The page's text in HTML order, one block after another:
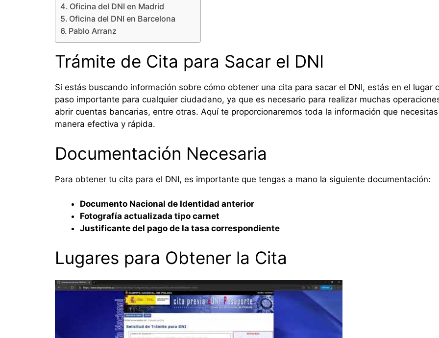
Oficina del DNI en Madrid
Oficina del DNI en Barcelona
Pablo Arranz
Trámite de Cita para Sacar el DNI
Si estás buscando información sobre cómo obtener una cita para sacar el DNI, estás en el
paso importante para cualquier ciudadano, ya que es necesario para realizar muchas
abrir cuentas bancarias, entre otras. Aquí te proporcionaremos toda la información que
manera efectiva y rápida.
Documentación Necesaria
Para obtener tu cita para el DNI, es importante que tengas a mano la siguiente documentación:
Documento Nacional de Identidad anterior
Fotografía actualizada tipo carnet
Justificante del pago de la tasa correspondiente
Lugares para Obtener la Cita